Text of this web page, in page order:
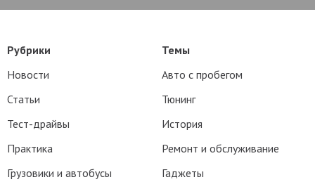
Рубрики
Новости
Статьи
Тест-драйвы
Практика
Грузовики и автобусы
Темы
Авто с пробегом
Тюнинг
История
Ремонт и обслуживание
Гаджеты